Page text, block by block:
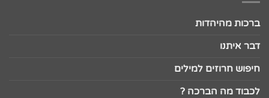
ברכות מהיהדות
דבר איתנו
חיפוש חרוזים למילים
לכבוד מה הברכה ?